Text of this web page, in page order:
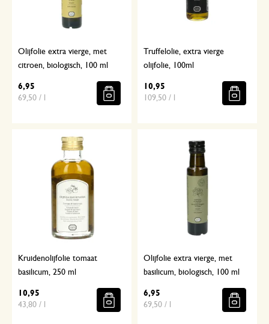
Olijfolie extra vierge, met
citroen, biologisch, 100 ml
6,95
69,50 / l
Truffelolie, extra vierge
olijfolie, 100ml
10,95
109,50 / l
Kruidenolijfolie tomaat
basilicum, 250 ml
10,95
43,80 / l
Olijfolie extra vierge, met
basilicum, biologisch, 100 ml
6,95
69,50 / l